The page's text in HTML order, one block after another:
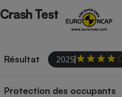
Crash Test
Résultat 2025
Protection des occupants